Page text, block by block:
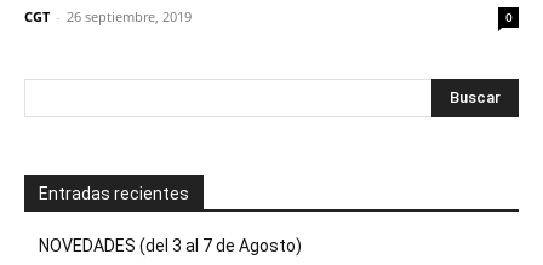
CGT - 26 septiembre, 2019 0
Entradas recientes
NOVEDADES (del 3 al 7 de Agosto)